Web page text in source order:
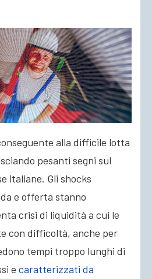
alla difficile lotta
pesanti segni sul
italiane. Gli shocks
e offerta stanno
crisi di liquidità a cui le
con difficoltà, anche per
tempi troppo lunghi di
e caratterizzati da